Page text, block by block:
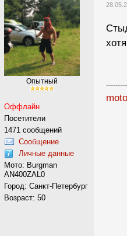
Опытный
Оффлайн
Посетители
1471 сообщений
Сообщение
Личные данные
Мото: Burgman
AN400ZAL0
Город: Санкт-Петербург
Возраст: 50